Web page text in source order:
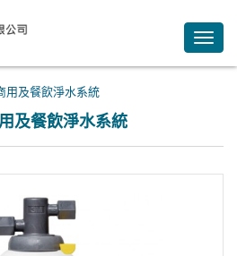
用及餐飲淨水系統
及餐飲淨水系統